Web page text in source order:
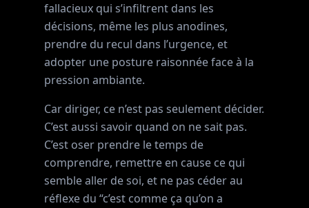
fallacieux qui s’infiltrent dans les
décisions, même les plus anodines,
prendre du recul dans l’urgence, et
adopter une posture raisonnée face à la
pression ambiante.
Car diriger, ce n’est pas seulement décider.
C’est aussi savoir quand on ne sait pas.
C’est oser prendre le temps de
comprendre, remettre en cause ce qui
semble aller de soi, et ne pas céder au
réflexe du “c’est comme ça qu’on a